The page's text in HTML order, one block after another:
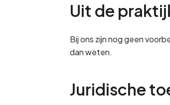
Uit de
Bij ons zijn nog geen
dan weten.
Juridische